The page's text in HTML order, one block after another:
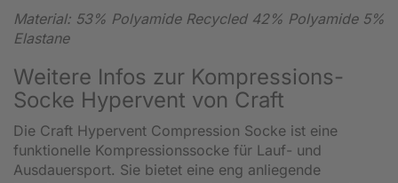
Material: 53% Polyamide Recycled 42% Polyamide 5%
Elastane
Weitere Infos zur Kompressions-
Socke Hypervent von Craft
Die Craft Hypervent Compression Socke ist eine
funktionelle Kompressionssocke für Lauf- und
Ausdauersport. Sie bietet eine eng anliegende